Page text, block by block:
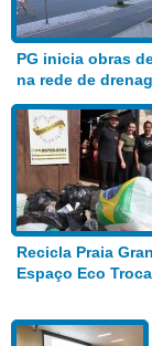
PG inicia obras
na rede de
Bairro Aviação
Recicla Praia
Espaço Eco